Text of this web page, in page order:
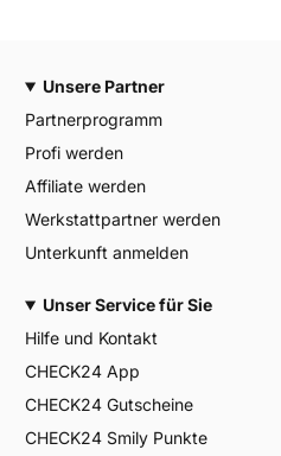
Unsere Partner
Partnerprogramm
Profi werden
Affiliate werden
Werkstattpartner werden
Unterkunft anmelden
Unser Service für Sie
Hilfe und Kontakt
CHECK24 App
CHECK24 Gutscheine
CHECK24 Smily Punkte